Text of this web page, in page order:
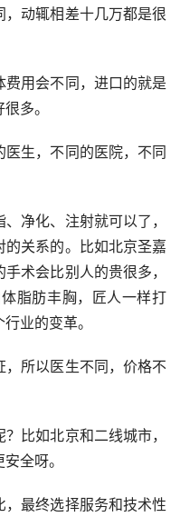
动辄相差十几万都是很
费用会不同，进口的就是
多。
生，不同的医院，不同
净化、注射就可以了，
关系的。比如北京圣嘉
术会比别人的贵很多，
脂肪丰胸，匠人一样打
业的变革。
所以医生不同，价格不
比如北京和二线城市，
全呀。
最终选择服务和技术性